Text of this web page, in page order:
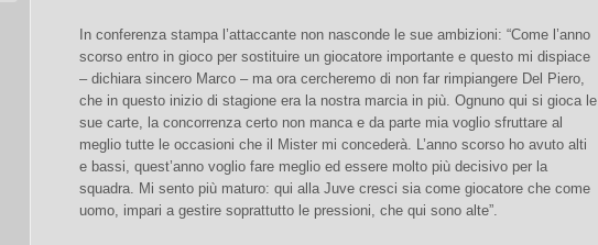
In conferenza stampa l’attaccante non nasconde le sue ambizioni: “Come l’anno
scorso entro in gioco per sostituire un giocatore importante e questo mi dispiace
– dichiara sincero Marco – ma ora cercheremo di non far rimpiangere Del Piero,
che in questo inizio di stagione era la nostra marcia in più. Ognuno qui si gioca le
sue carte, la concorrenza certo non manca e da parte mia voglio sfruttare al
meglio tutte le occasioni che il Mister mi concederà. L’anno scorso ho avuto alti
e bassi, quest’anno voglio fare meglio ed essere molto più decisivo per la
squadra. Mi sento più maturo: qui alla Juve cresci sia come giocatore che come
uomo, impari a gestire soprattutto le pressioni, che qui sono alte”.